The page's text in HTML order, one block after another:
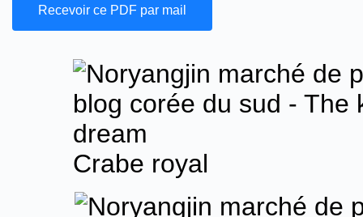
Crabe royal